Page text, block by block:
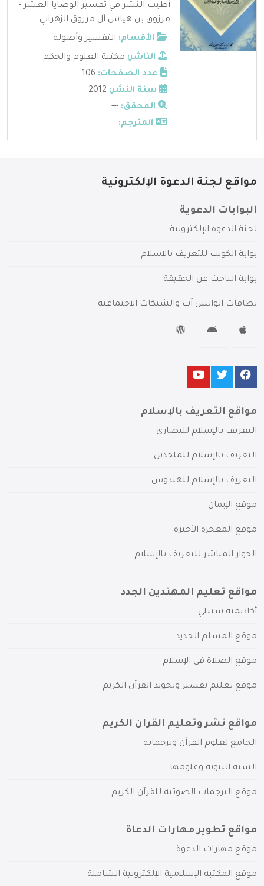
أطيب النشر في تفسير الوصايا العشر -
مرزوق بن هياس آل مرزوق الزهراني ...
الأقسام: التفسير وأصوله
الناشر: مكتبة العلوم والحكم
عدد الصفحات:
سنة النشر:
المحقق: ---
المترجم: ---
مواقع لجنة الدعوة الإلكترونية
البوابات الدعوية
لجنة الدعوة الإلكترونية
بوابة الكويت للتعريف بالإسلام
بوابة الباحث عن الحقيقة
بطاقات الواتس آب والشبكات الاجتماعية
مواقع التعريف بالإسلام
التعريف بالإسلام للنصارى
التعريف بالإسلام للملحدين
التعريف بالإسلام للهندوس
موقع الإيمان
موقع المعجزة الأخيرة
الحوار المباشر للتعريف بالإسلام
مواقع تعليم المهتدين الجدد
أكاديمية سبيلي
موقع المسلم الجديد
موقع الصلاة في الإسلام
موقع تعليم تفسير وتجويد القرآن الكريم
مواقع نشر وتعليم القرآن الكريم
الجامع لعلوم القرآن وترجماته
السنة النبوية وعلومها
موقع الترجمات الصوتية للقرآن الكريم
مواقع تطوير مهارات الدعاة
موقع مهارات الدعوة
موقع المكتبة الإسلامية الإلكترونية الشاملة